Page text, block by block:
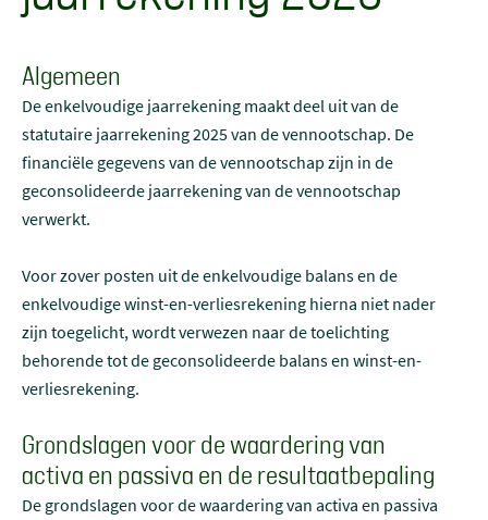
Algemeen
De enkelvoudige jaarrekening maakt deel uit van de
statutaire jaarrekening 2025 van de vennootschap. De
financiële gegevens van de vennootschap zijn in de
geconsolideerde jaarrekening van de vennootschap
verwerkt.
Voor zover posten uit de enkelvoudige balans en de
enkelvoudige winst-en-verliesrekening hierna niet nader
zijn toegelicht, wordt verwezen naar de toelichting
behorende tot de geconsolideerde balans en winst-en-
verliesrekening.
Grondslagen voor de waardering van
activa en passiva en de resultaatbepaling
De grondslagen voor de waardering van activa en passiva